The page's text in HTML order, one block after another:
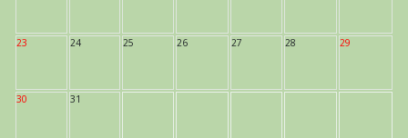
23 24 25 26 27 28 29
30 31